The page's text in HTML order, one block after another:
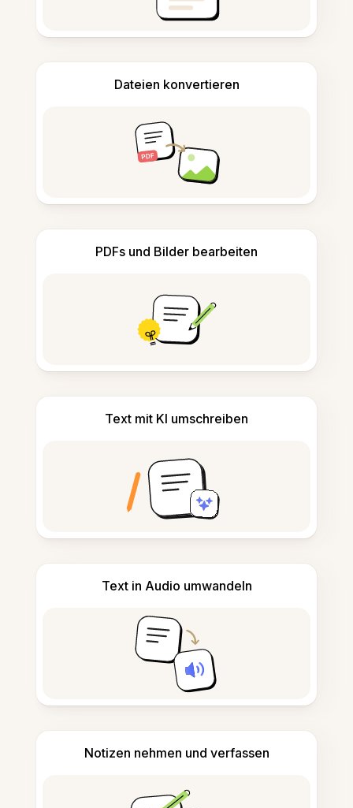
Dateien konvertieren
PDFs und Bilder bearbeiten
Text mit KI umschreiben
Text in Audio umwandeln
Notizen nehmen und verfassen